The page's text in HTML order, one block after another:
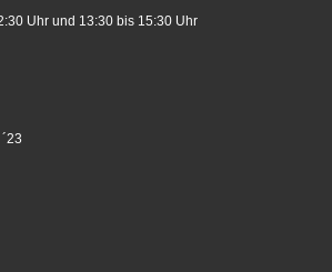
Uhr und 13:30 bis 15:30 Uhr